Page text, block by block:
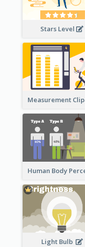
Stars Level
Light Bulb